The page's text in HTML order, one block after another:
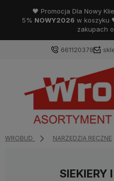
🖤 Promocja Dla Nowy
5% NOWY2026 w koszyku
zakupach
661120378
WROBUD NARZĘDZIA RĘCZNE
SIEKIERY